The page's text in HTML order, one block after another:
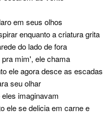
em seus olhos
enquanto a criatura grita
do lado de fora
mim', ele chama
ele agora desce as escadas
seu olhar
imaginavam
ele se delicia em carne e